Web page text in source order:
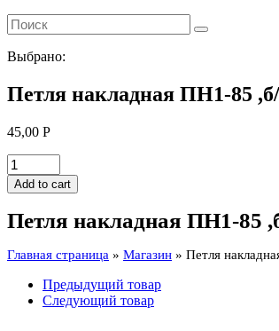
Выбрано:
Петля накладная ПН1-85
45,00 Р
Петля
накладная
ПН1-
,б/
ЛЕВАЯ
Add to cart
Петля накладная ПН1-85
Главная страница » Магазин » Петля
Предыдущий товар
Следующий товар